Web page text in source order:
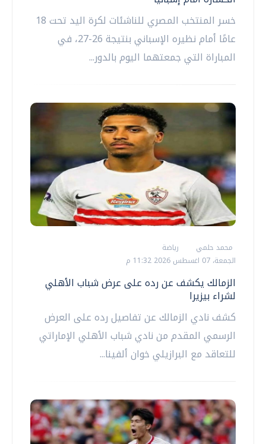
خسر المنتخب المصري للناشئات لكرة اليد تحت 18
عامًا أمام نظيره الإسباني بنتيجة 26-27، في
المباراة التي جمعتهما اليوم بالدور...
محمد حلمي
رياضة
الجمعة، 07 اغسطس 2026 11:32 م
الزمالك يكشف عن رده على عرض شباب الأهلي
لشراء بيزيرا
كشف نادي الزمالك عن تفاصيل رده على العرض
الرسمي المقدم من نادي شباب الأهلي الإماراتي
للتعاقد مع البرازيلي خوان ألفينا...